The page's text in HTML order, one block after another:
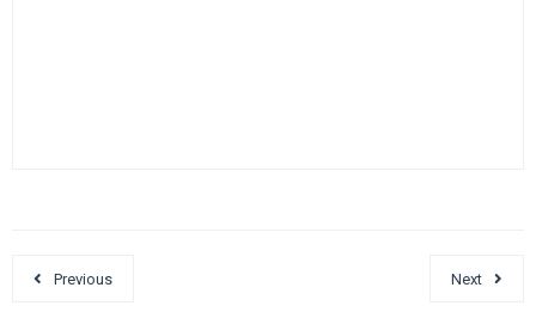
Previous Next